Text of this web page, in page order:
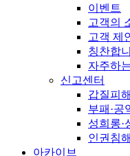
이벤트
고객의
고객 제
칭찬합
자주하
신고센터
갑질피
부패·공
성희롱·
인권침
아카이브